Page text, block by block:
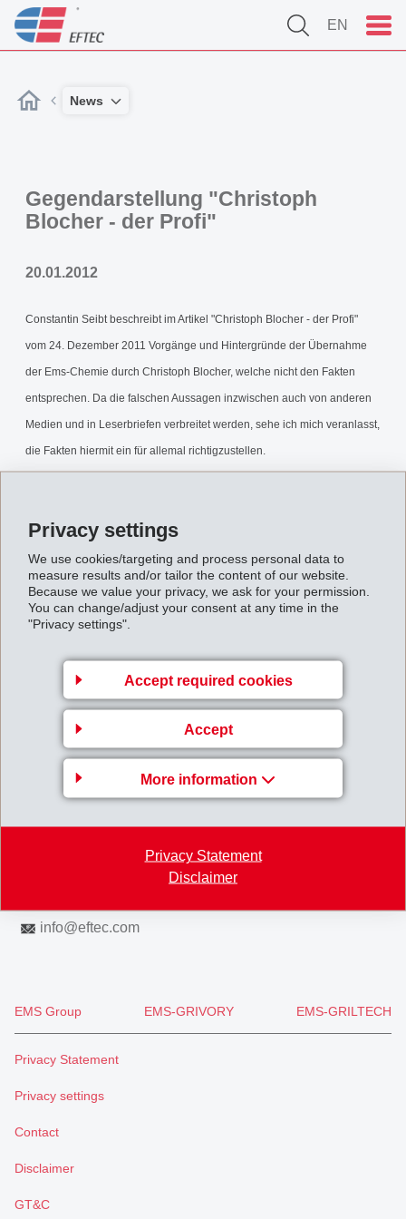
Privacy settings
We use cookies/targeting and process personal data to
measure results and/or tailor the content of our website.
Because we value your privacy, we ask for your permission.
You can change/adjust your consent at any time in the
"Privacy settings".
Accept required cookies
Accept
More information
Privacy Statement
Disclaimer
EN
News
Gegendarstellung "Christoph
Blocher - der Profi"
20.01.2012
Constantin Seibt beschreibt im Artikel "Christoph Blocher - der Profi"
vom 24. Dezember 2011 Vorgänge und Hintergründe der Übernahme
der Ems-Chemie durch Christoph Blocher, welche nicht den Fakten
entsprechen. Da die falschen Aussagen inzwischen auch von anderen
Medien und in Leserbriefen verbreitet werden, sehe ich mich veranlasst,
die Fakten hiermit ein für allemal richtigzustellen.
Back to overview
Gruppenleitung
EFTEC AG
Hofstrasse 31
8590 Romanshorn
Switzerland
info@eftec.com
EMS Group EMS-GRIVORY EMS-GRILTECH
Privacy Statement
Privacy settings
Contact
Disclaimer
GT&C